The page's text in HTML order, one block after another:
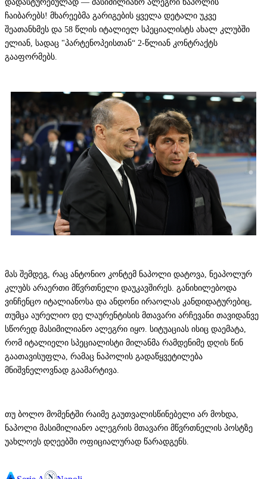
დადასტურებულად — მასიმილიანო ალეგრი ნაპოლის
ჩაიბარებს! მხარეებმა გარიგების ყველა დეტალი უკვე
შეათანხმეს და 58 წლის იტალიელ სპეციალისტს ახალ კლუბში
ელიან, სადაც "პარტენოპეისთან“ 2-წლიან კონტრაქტს
გააფორმებს.
მას შემდეგ, რაც ანტონიო კონტემ ნაპოლი დატოვა, ნეაპოლურ
კლუბს არაერთი მწვრთნელი დაუკავშირეს. განიხილებოდა
ვინჩენცო იტალიანოსა და ანდონი ირაოლას კანდიდატურებიც,
თუმცა აურელიო დე ლაურენტისის მთავარი არჩევანი თავიდანვე
სწორედ მასიმილიანო ალეგრი იყო. სიტუაციას ისიც დაემატა,
რომ იტალიელი სპეციალისტი მილანმა რამდენიმე დღის წინ
გაათავისუფლა, რამაც ნაპოლის გადაწყვეტილება
მნიშვნელოვნად გაამარტივა.
თუ ბოლო მომენტში რაიმე გაუთვალისწინებელი არ მოხდა,
ნაპოლი მასიმილიანო ალეგრის მთავარი მწვრთნელის პოსტზე
უახლოეს დღეებში ოფიციალურად წარადგენს.